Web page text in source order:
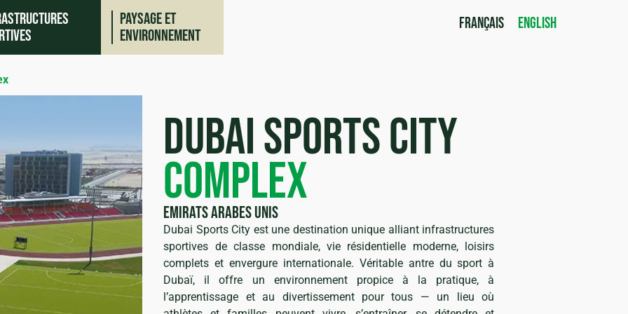
Paysage et
environnement
FRANÇAIS ENGLISH
dubai sports city
complex
Emirats Arabes Unis
Dubai Sports City est une destination unique alliant infrastructures
sportives de classe mondiale, vie résidentielle moderne, loisirs
complets et envergure internationale. Véritable antre du sport à
Dubaï, il offre un environnement propice à la pratique, à
l’apprentissage et au divertissement pour tous — un lieu où